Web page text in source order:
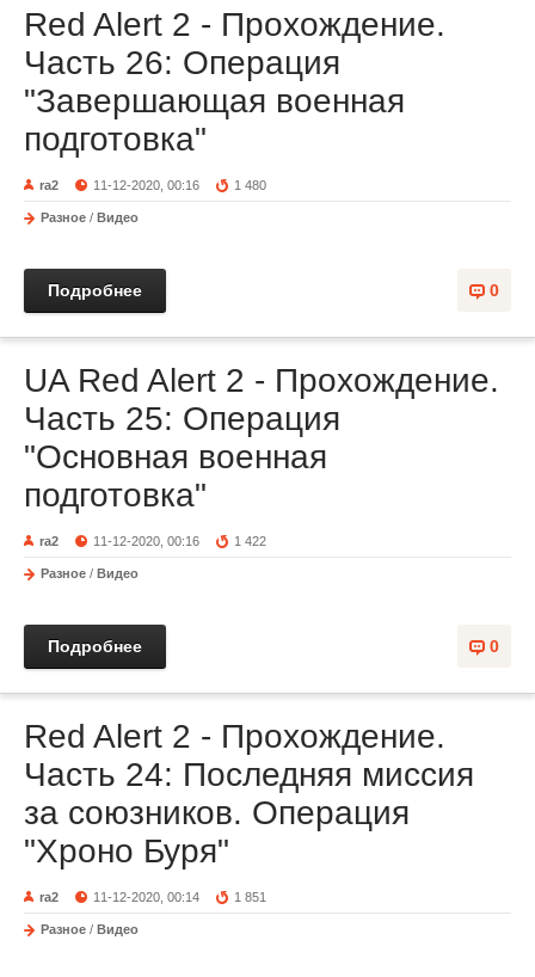
Red Alert 2 - Прохождение.
Часть 26: Операция
"Завершающая военная
подготовка"
ra2 11-12-2020, 00:16 1 480
Разное / Видео
0
Подробнее
UA Red Alert 2 - Прохождение.
Часть 25: Операция
"Основная военная
подготовка"
ra2 11-12-2020, 00:16 1 422
Разное / Видео
0
Подробнее
Red Alert 2 - Прохождение.
Часть 24: Последняя миссия
за союзников. Операция
"Хроно Буря"
ra2 11-12-2020, 00:14 1 851
Разное / Видео